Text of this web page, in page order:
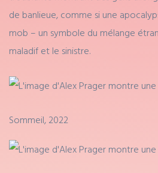
de banlieue, comme si une
mob – un symbole du mélange
maladif et le sinistre.
Sommeil, 2022